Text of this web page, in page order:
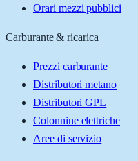
Orari mezzi pubblici
Carburante & ricarica
Prezzi carburante
Distributori metano
Distributori GPL
Colonnine elettriche
Aree di servizio